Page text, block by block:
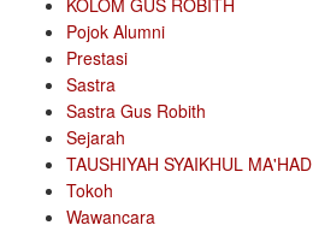
KOLOM GUS ROBITH
Pojok Alumni
Prestasi
Sastra
Sastra Gus Robith
Sejarah
TAUSHIYAH SYAIKHUL MA'HAD
Tokoh
Wawancara